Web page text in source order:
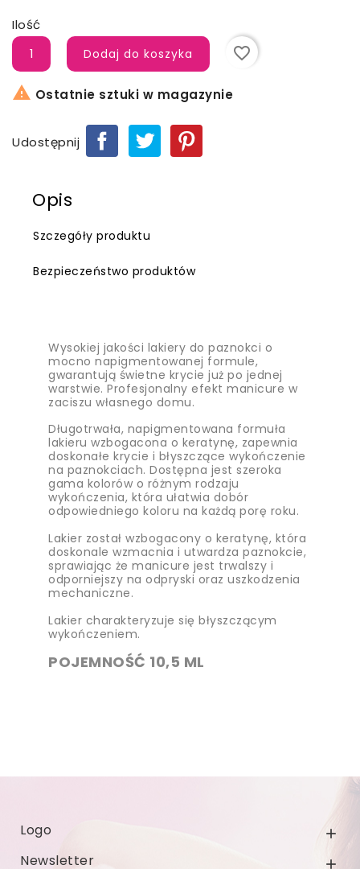
Ilość
Dodaj do koszyka favorite_border
 Ostatnie sztuki w magazynie
Udostępnij
Opis
Szczegóły produktu
Bezpieczeństwo produktów
Wysokiej jakości lakiery do paznokci o
mocno napigmentowanej formule,
gwarantują świetne krycie już po jednej
warstwie. Profesjonalny efekt manicure w
zaciszu własnego domu.
Długotrwała, napigmentowana formuła
lakieru wzbogacona o keratynę, zapewnia
doskonałe krycie i błyszczące wykończenie
na paznokciach. Dostępna jest szeroka
gama kolorów o różnym rodzaju
wykończenia, która ułatwia dobór
odpowiedniego koloru na każdą porę roku.
Lakier został wzbogacony o keratynę, która
doskonale wzmacnia i utwardza paznokcie,
sprawiając że manicure jest trwalszy i
odporniejszy na odpryski oraz uszkodzenia
mechaniczne.
Lakier charakteryzuje się błyszczącym
wykończeniem.
POJEMNOŚĆ 10,5 ML
Logo 
Newsletter 